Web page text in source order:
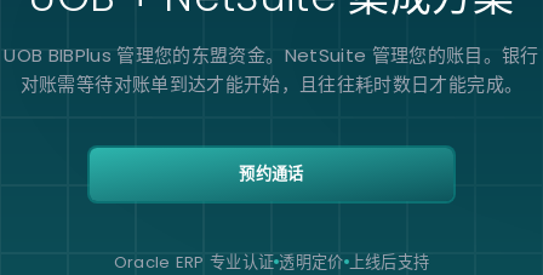
UOB BIBPlus 管理您的东盟资金。NetSuite 管理您的账目。银行
对账需等待对账单到达才能开始，且往往耗时数日才能完成。
预约通话
Oracle ERP 专业认证 透明定价 上线后支持